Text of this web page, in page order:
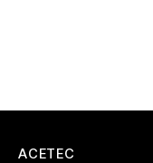
ACETEC